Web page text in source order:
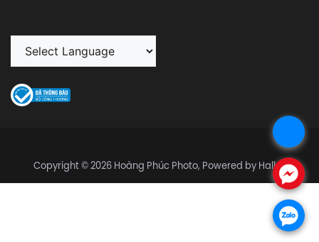
.
.
Copyright © 2026 Hoàng Phúc Photo, Powered by Halley